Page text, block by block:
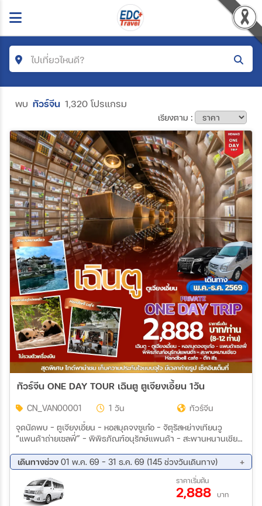
ไปเที่ยวไหนดี?
ค้นหาโปรแกรมทัวร์
โซน
ประเทศ
เมือง
สายการบิน
ตั้งแต่วันที่
ถึงวันที่
เฉพาะเดือน
เฉพาะเทศกาล
พบ ทัวร์จีน 1,320 โปรแกรม
เรียงตาม :
ทัวร์จีน ONE DAY TOUR เฉินตู ตูเจียงเอี้ยน 1วัน
CN_VAN00001 1 วัน
ทัวร์จีน
จุดนัดพบ – ตูเจียงเอี้ยน – หอสมุดจงซูเก๋อ – จัตุรัสหย่างเทียนวู
“แพนด้าถ่ายเซลฟี่” – พิพิธภัณฑ์อนุรักษ์แพนด้า – สะพานหนานเชียว
เดินทางช่วง 01 พ.ค. 69 - 31 ธ.ค. 69 (145 ช่วงวันเดินทาง)
09 ส.ค. 69 - 09 ส.ค. 69
10 ส.ค. 69 - 10 ส.ค. 69
11 ส.ค. 69 - 11 ส.ค. 69
12 ส.ค. 69 - 12 ส.ค. 69
13 ส.ค. 69 - 13 ส.ค. 69
14 ส.ค. 69 - 14 ส.ค. 69
ราคาเริ่มต้น
2,888 บาท